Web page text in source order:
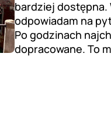
bardziej
odpowiadam na
Po godzinach
dopracowane. To